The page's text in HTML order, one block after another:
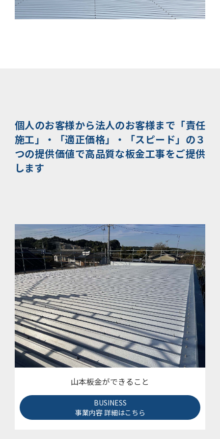
個人のお客様から法人のお客様まで 「責任
施工」・「適正価格」・「スピード」の３
つの提供価値で高品質な板金工事をご提供
します
山本板金ができること
BUSINESS
事業内容 詳細はこちら